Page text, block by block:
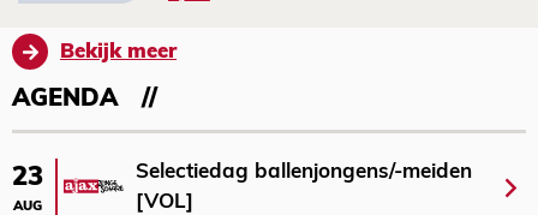
Bekijk meer
AGENDA
23
AUG
Selectiedag ballenjongens/-meiden
[VOL]